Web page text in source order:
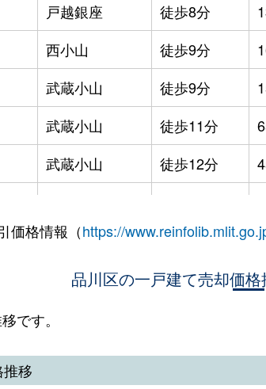
戸越銀座 徒歩8分
西小山 徒歩9分
武蔵小山 徒歩9分
武蔵小山 徒歩11分
武蔵小山 徒歩12分
武蔵小山 徒歩9分
武蔵小山 徒歩10分
武蔵小山 徒歩8分
価格情報（https://
品川区の一戸建て売却価格
です。
移